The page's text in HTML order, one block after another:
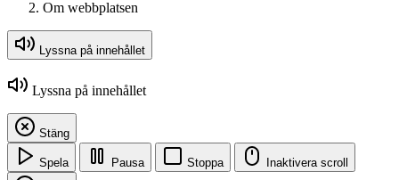
Om webbplatsen
Lyssna på innehållet
Lyssna på innehållet
Stäng
Spela Pausa Stoppa Inaktivera scroll